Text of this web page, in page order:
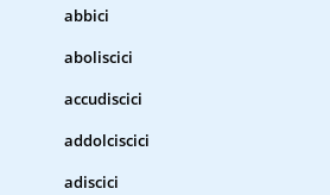
abbici
aboliscici
accudiscici
addolciscici
adiscici